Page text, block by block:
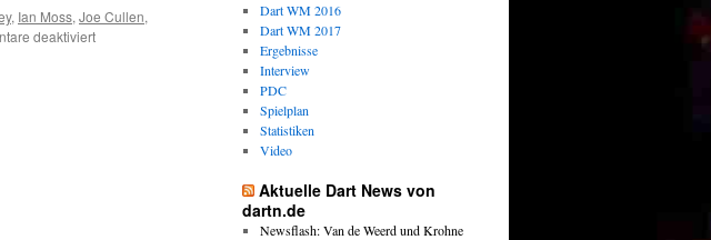
, Ian Moss, Joe Cullen,
deaktiviertfür
Dart WM 2016
Dart WM 2017
Ergebnisse
Interview
PDC
Spielplan
Statistiken
Video
Aktuelle Dart News von
dartn.de
Newsflash: Van de Weerd und Krohne